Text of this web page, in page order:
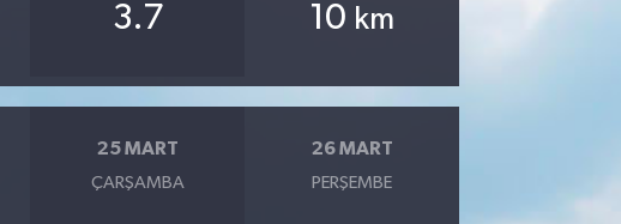
3.7 10 km
25 MART
ÇARŞAMBA
26 MART
PERŞEMBE